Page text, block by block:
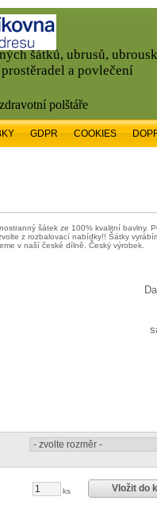
šátků, ubrusů,
a povlečení
polštáře
GDPR COOKIES
šátek ze 100% kvalitní bavlny.
z rozbalovací nabídky!! Šátky
v naší české dílně. Český výrobek.
Vložit do
ks